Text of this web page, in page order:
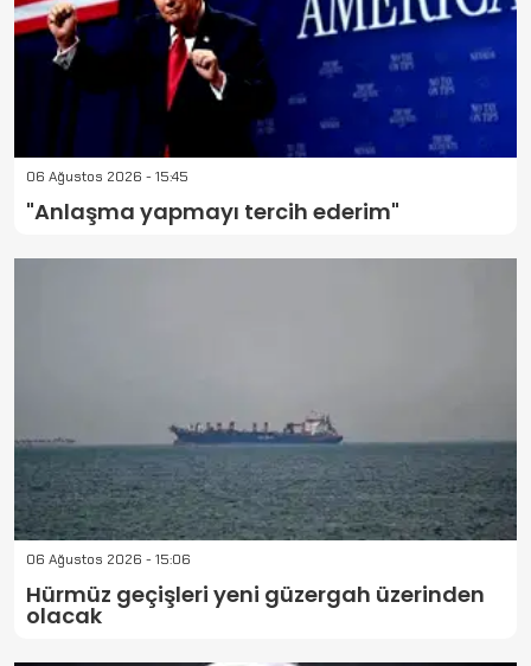
06 Ağustos 2026 - 15:45
"Anlaşma yapmayı tercih ederim"
06 Ağustos 2026 - 15:06
Hürmüz geçişleri yeni güzergah üzerinden
olacak